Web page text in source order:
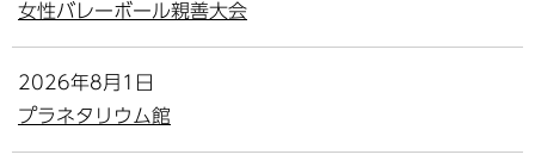
女性バレーボール親善大会
2026年8月1日
プラネタリウム館